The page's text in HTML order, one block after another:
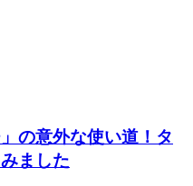
の意外な使い道！タ
ました